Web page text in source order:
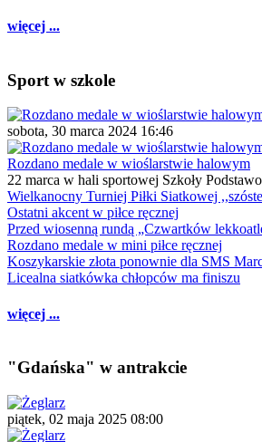
więcej ...
Sport w szkole
sobota, 30 marca 2024 16:46
Rozdano medale w wioślarstwie halowym
22 marca w hali sportowej Szkoły
Wielkanocny Turniej Piłki Siatkowej
Ostatni akcent w piłce ręcznej
Przed wiosenną rundą „Czwartków
Rozdano medale w mini piłce ręcznej
Koszykarskie złota ponownie dla SMS
Licealna siatkówka chłopców ma finiszu
więcej ...
"Gdańska" w antrakcie
piątek, 02 maja 2025 08:00